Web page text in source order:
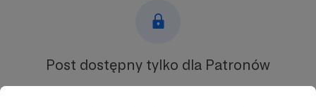
Post dostępny tylko dla Patronów